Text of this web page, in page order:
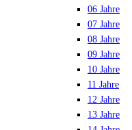
06 Jahre
07 Jahre
08 Jahre
09 Jahre
10 Jahre
11 Jahre
12 Jahre
13 Jahre